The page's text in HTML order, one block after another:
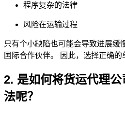
程序复杂的法律
风险在运输过程
只有个小缺陷也可能会导致进展缓
国际合作伙伴。 因此，选择正确的
2. 是如何将货运代理
法呢？